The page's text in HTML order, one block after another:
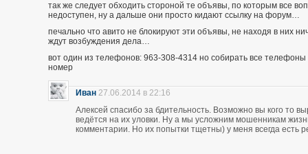
так же следует обходить стороной те объявы, по которым все
недоступен, ну а дальше они просто кидают ссылку на форум…
печально что авито не блокируют эти объявы, не находя в них
ждут возбуждения дела…
вот один из телефонов: 963-308-4314 но собирать все
номер
Иван 27.06.2014 в 22:16
Алексей спасибо за бдительность. Возможно вы кого то
ведётся на их уловки. Ну а мы усложним мошенникам
комментарии. Но их попытки тщетны) у меня всегда есть